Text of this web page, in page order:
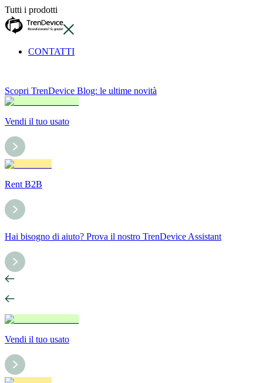
Tutti i prodotti
CONTATTI
Scopri TrenDevice Blog: le ultime novità
Vendi il tuo usato
Rent B2B
Hai bisogno di aiuto? Prova il nostro TrenDevice Assistant
Vendi il tuo usato